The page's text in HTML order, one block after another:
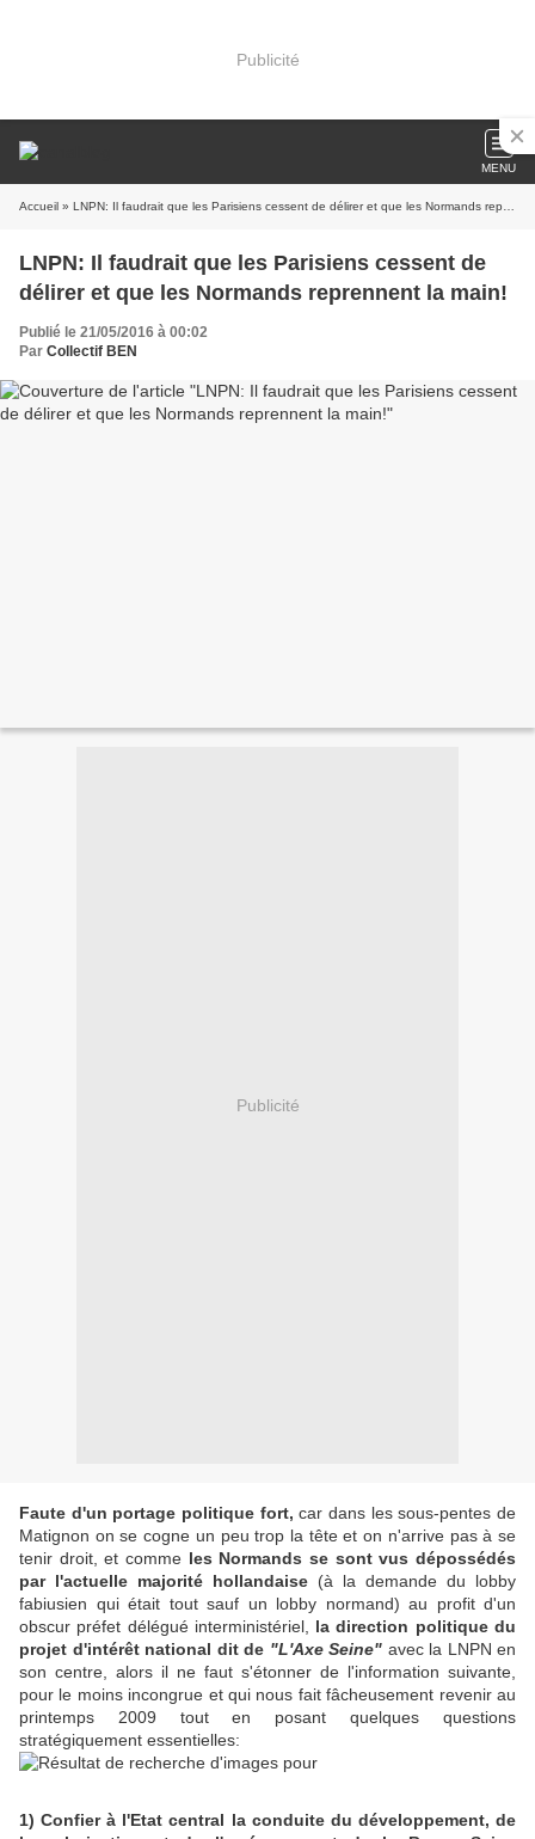
Publicité
MENU
Accueil » LNPN: Il faudrait que les Parisiens cessent de délirer et que les Normands reprennent la main!
LNPN: Il faudrait que les Parisiens cessent de
délirer et que les Normands reprennent la main!
Publié le 21/05/2016 à 00:02
Par Collectif BEN
Publicité
Faute d'un portage politique fort, car dans les sous-pentes de
Matignon on se cogne un peu trop la tête et on n'arrive pas à se
tenir droit, et comme les Normands se sont vus dépossédés
par l'actuelle majorité hollandaise (à la demande du lobby
fabiusien qui était tout sauf un lobby normand) au profit d'un
obscur préfet délégué interministériel, la direction politique du
projet d'intérêt national dit de "L'Axe Seine" avec la LNPN en
son centre, alors il ne faut s'étonner de l'information suivante,
pour le moins incongrue et qui nous fait fâcheusement revenir au
printemps 2009 tout en posant quelques questions
stratégiquement essentielles:
1) Confier à l'Etat central la conduite du développement, de